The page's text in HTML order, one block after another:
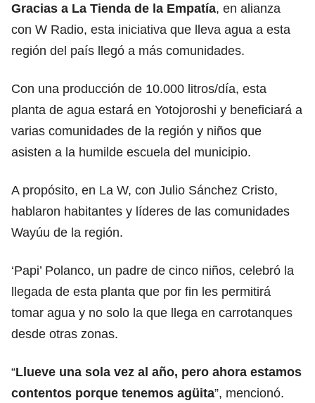
Gracias a La Tienda de la Empatía, en alianza
con W Radio, esta iniciativa que lleva agua a esta
región del país llegó a más comunidades.
Con una producción de 10.000 litros/día, esta
planta de agua estará en Yotojoroshi y beneficiará a
varias comunidades de la región y niños que
asisten a la humilde escuela del municipio.
A propósito, en La W, con Julio Sánchez Cristo,
hablaron habitantes y líderes de las comunidades
Wayúu de la región.
‘Papi’ Polanco, un padre de cinco niños, celebró la
llegada de esta planta que por fin les permitirá
tomar agua y no solo la que llega en carrotanques
desde otras zonas.
“Llueve una sola vez al año, pero ahora estamos
contentos porque tenemos agüita”, mencionó.